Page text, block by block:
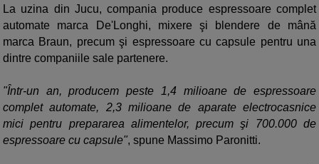
La uzina din Jucu, compania produce espressoare complet
automate marca De'Longhi, mixere şi blendere de mână
marca Braun, precum şi espressoare cu capsule pentru una
dintre companiile sale partenere.
"Într-un an, producem peste 1,4 milioane de espressoare
complet automate, 2,3 milioane de aparate electrocasnice
mici pentru prepararea alimentelor, precum şi 700.000 de
espressoare cu capsule", spune Massimo Paronitti.